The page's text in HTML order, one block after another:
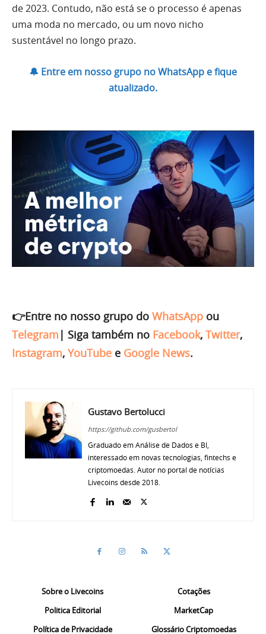
de 2023. Contudo, não está se o processo é apenas
uma moda no mercado, ou um novo nicho
sustentável no longo prazo.
🔔 Entre em nosso grupo no WhatsApp e fique
atualizado.
👉Entre no nosso grupo do WhatsApp ou
Telegram | Siga também no Facebook, Twitter,
Instagram, YouTube e Google News.
Gustavo Bertolucci
https://github.com/gusbertol
Graduado em Análise de Dados e BI,
interessado em novas tecnologias, fintechs e
criptomoedas. Autor no portal de notícias
Livecoins desde 2018.
Sobre o Livecoins
Politica Editorial
Política de Privacidade
Cotações
MarketCap
Glossário Criptomoedas